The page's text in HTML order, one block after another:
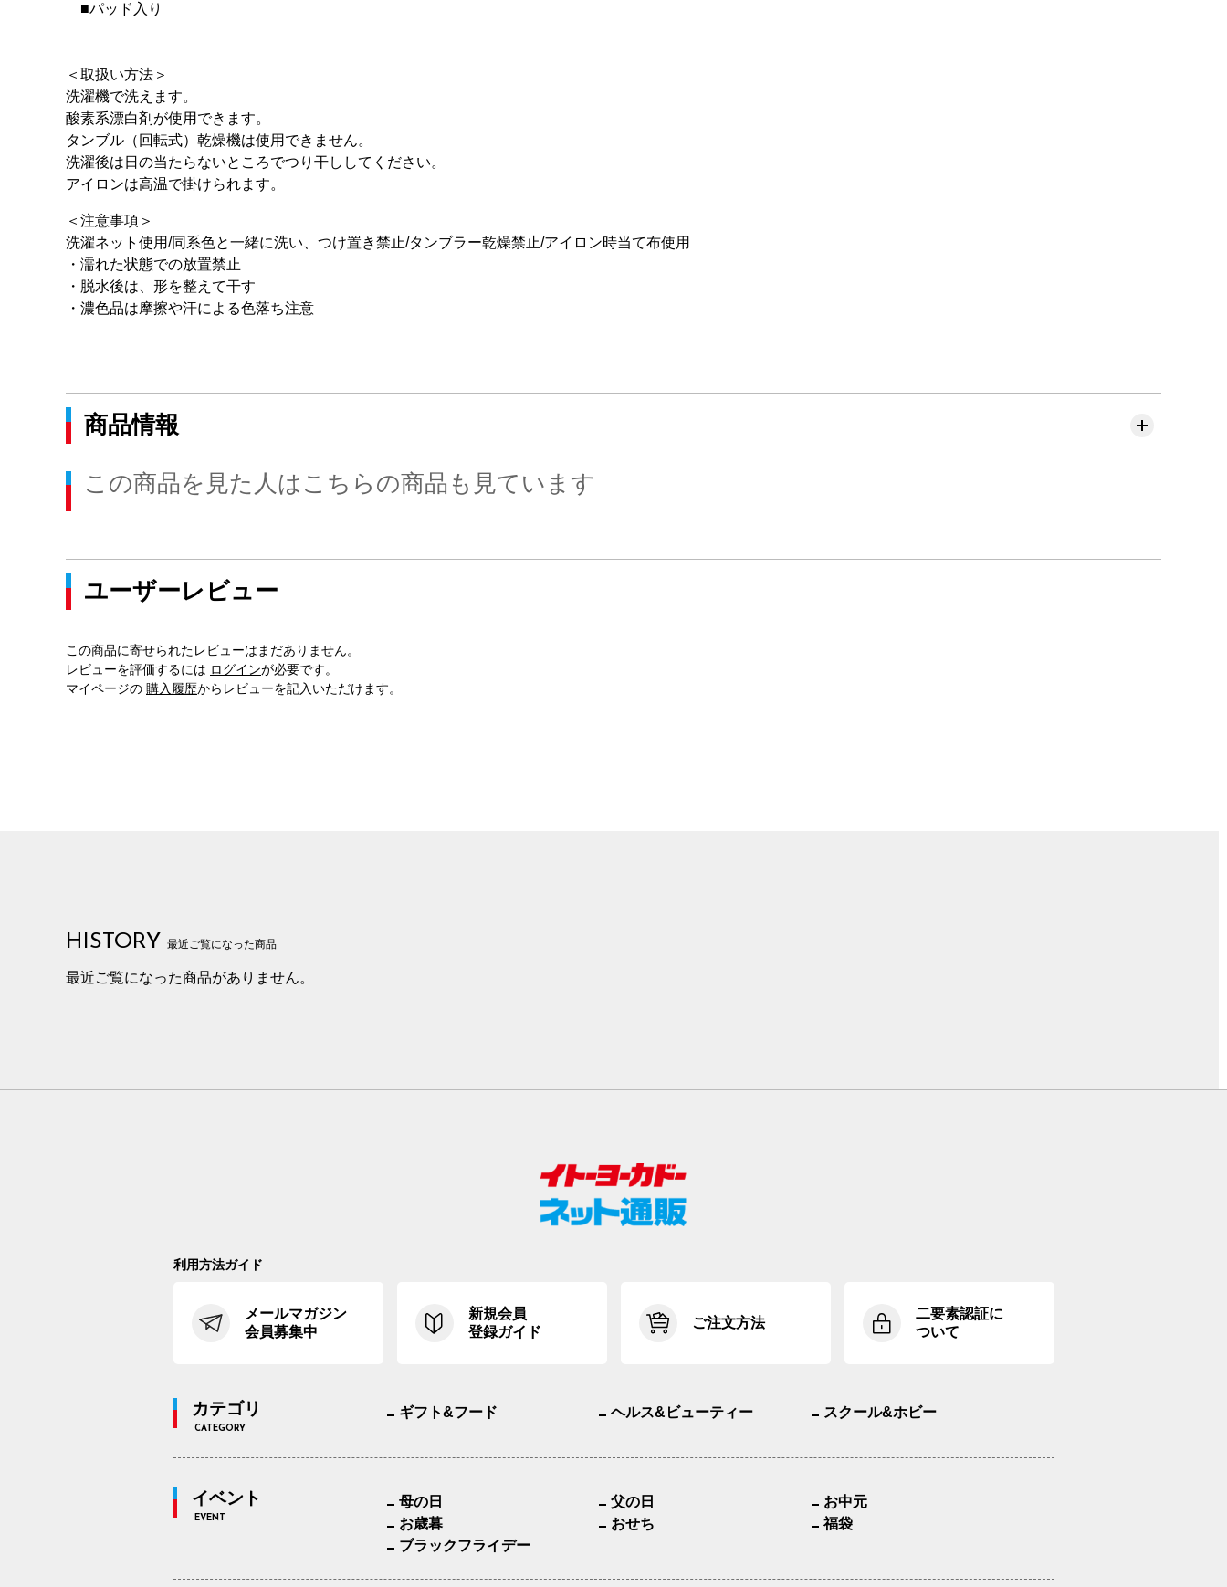
■パッド入り
＜取扱い方法＞
洗濯機で洗えます。
酸素系漂白剤が使用できます。
タンブル（回転式）乾燥機は使用できません。
洗濯後は日の当たらないところでつり干ししてください。
アイロンは高温で掛けられます。
＜注意事項＞
洗濯ネット使用/同系色と一緒に洗い、つけ置き禁止/タンブラー乾燥禁止/アイロン時当て布使用
・濡れた状態での放置禁止
・脱水後は、形を整えて干す
・濃色品は摩擦や汗による色落ち注意
商品情報
この商品を見た人はこちらの商品も見ています
ユーザーレビュー
この商品に寄せられたレビューはまだありません。
レビューを評価するには ログインが必要です。
マイページの 購入履歴からレビューを記入いただけます。
HISTORY 最近ご覧になった商品
最近ご覧になった商品がありません。
利用方法ガイド
メールマガジン
会員募集中
新規会員
登録ガイド
ご注文方法
二要素認証に
ついて
カテゴリ
CATEGORY
ギフト&フード ヘルス&ビューティー スクール&ホビー
イベント
EVENT
母の日 父の日
お中元
お歳暮
おせち
福袋
ブラックフライデー